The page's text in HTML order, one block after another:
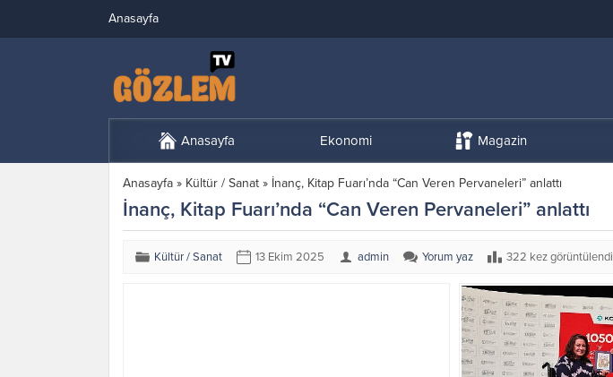
Anasayfa
Anasayfa Ekonomi Magazin
Anasayfa » Kültür / Sanat » İnanç, Kitap Fuarı’nda “Can Veren Pervaneleri” anlattı
İnanç, Kitap Fuarı’nda “Can Veren Pervaneleri” anlattı
Kültür / Sanat 13 Ekim 2025 admin Yorum yaz 322 kez görüntülendi